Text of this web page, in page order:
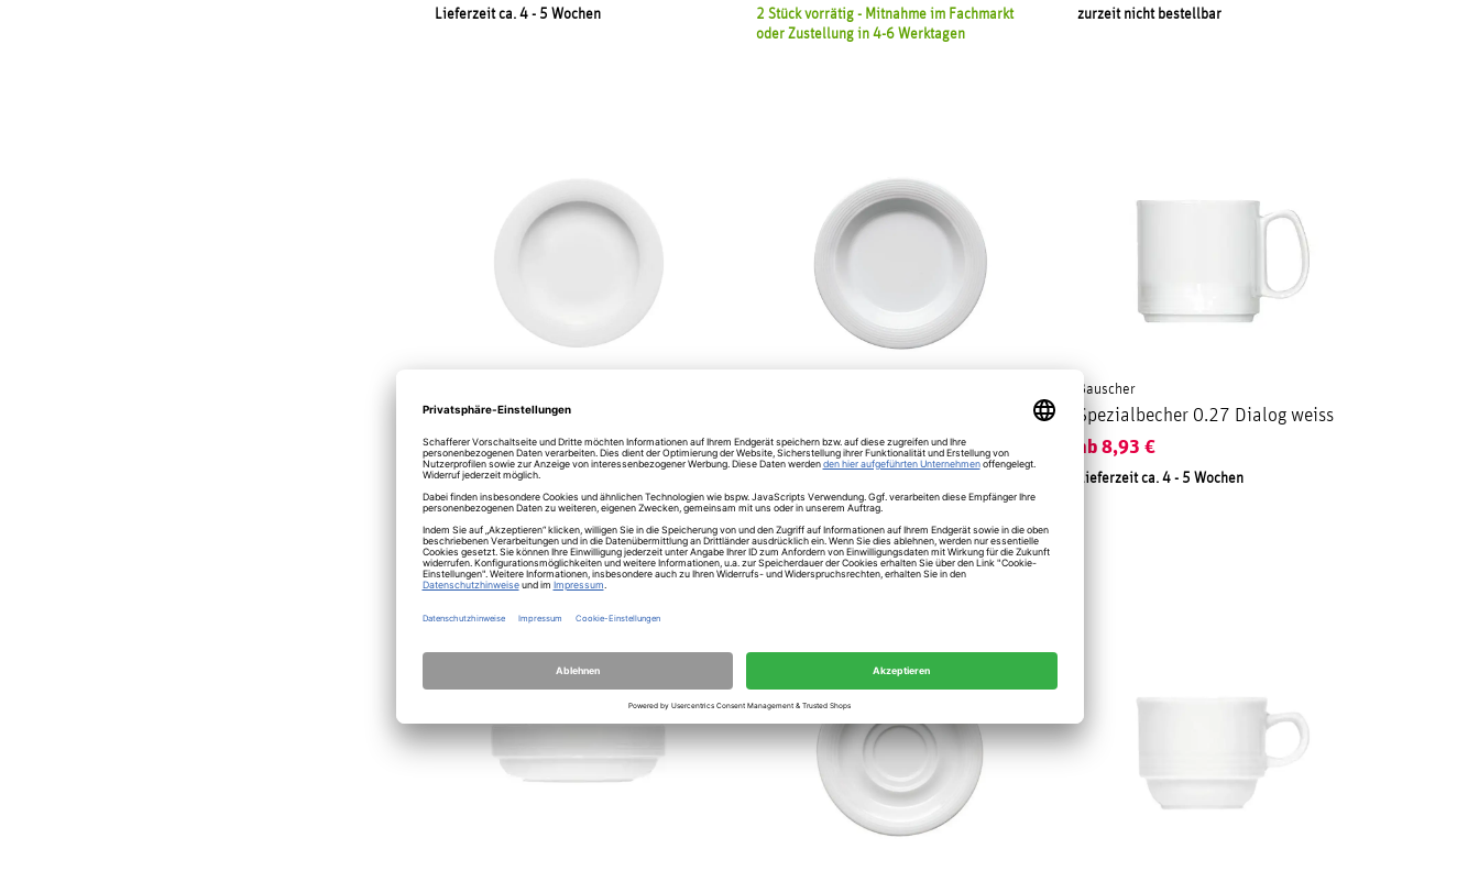
Lieferzeit ca. 4 - 5 Wochen
2 Stück vorrätig - Mitnahme im Fachmarkt
oder Zustellung in 4-6 Werktagen
zurzeit nicht bestellbar
Teller tief 23cm 8050/23 Dialog
Weiss
12,14 €
Lieferzeit ca. 4 - 5 Wochen
weiss
ab12,14 €
zurzeit nicht bestellbar
Bauscher
Spezialbecher 0.27 Dialog weiss
ab8,93 €
Lieferzeit ca. 4 - 5 Wochen